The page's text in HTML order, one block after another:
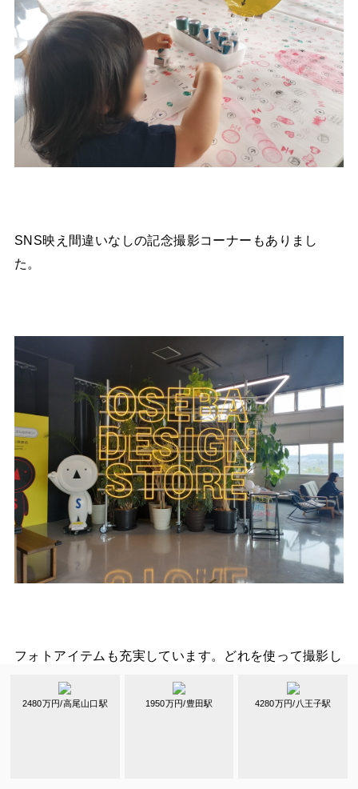
SNS映え間違いなしの記念撮影コーナーもありまし
た。
フォトアイテムも充実しています。どれを使って撮影し
ようか、悩めるくらいバリエーションがあります。2歳
児はボタンちゃんのぬいぐるみを抱いて撮影をしまし
2480万円/高尾山口駅 1950万円/豊田駅 4280万円/八王子駅